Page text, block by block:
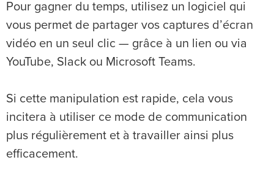
Pour gagner du temps, utilisez un logiciel qui
vous permet de partager vos captures d’écran
vidéo en un seul clic — grâce à un lien ou via
YouTube, Slack ou Microsoft Teams.
Si cette manipulation est rapide, cela vous
incitera à utiliser ce mode de communication
plus régulièrement et à travailler ainsi plus
efficacement.